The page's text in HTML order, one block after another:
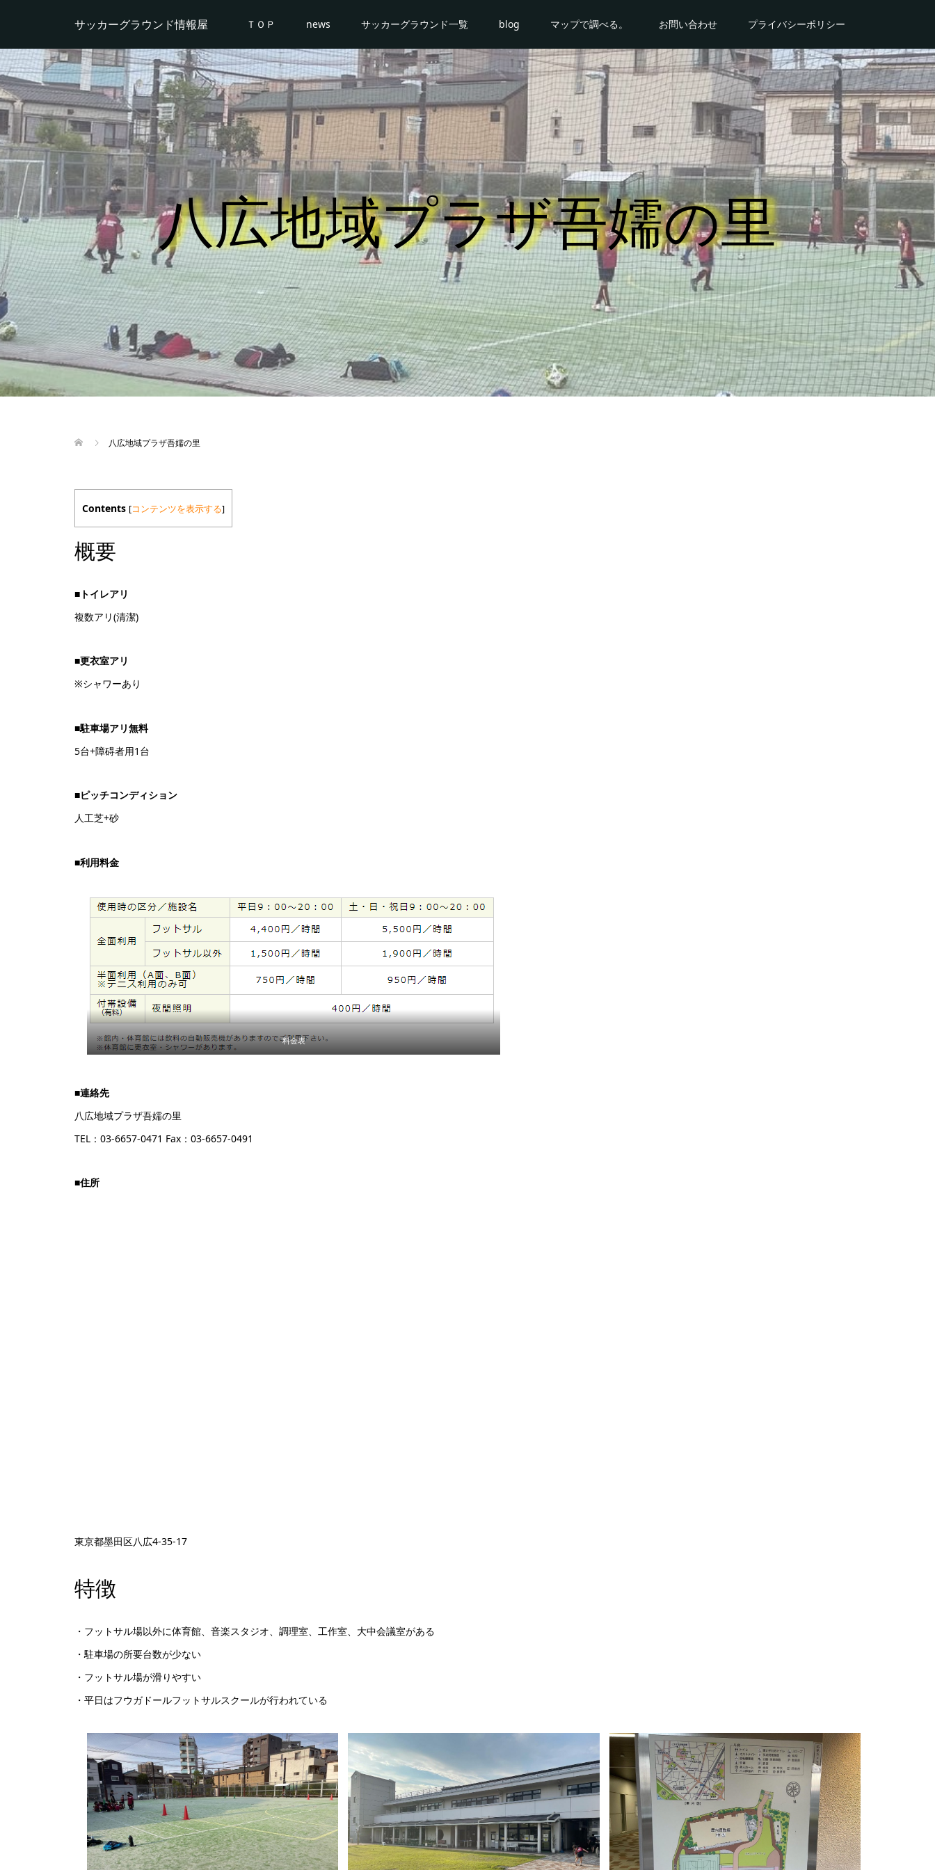
サッカーグラウンド情報屋 ＴＯＰ news サッカーグラウンド一覧 blog マップで調べる。 お問い合わせ プライバシーポリシー
八広地域プラザ吾嬬の里
八広地域プラザ吾嬬の里
Contents [コンテンツを表示する]
概要
■トイレアリ
複数アリ(清潔)
■更衣室アリ
※シャワーあり
■駐車場アリ無料
5台+障碍者用1台
■ピッチコンディション
人工芝+砂
■利用料金
料金表
■連絡先
八広地域プラザ吾嬬の里
TEL：03-6657-0471 Fax：03-6657-0491
■住所
東京都墨田区八広4-35-17
特徴
・フットサル場以外に体育館、音楽スタジオ、調理室、工作室、大中会議室がある
・駐車場の所要台数が少ない
・フットサル場が滑りやすい
・平日はフウガドールフットサルスクールが行われている